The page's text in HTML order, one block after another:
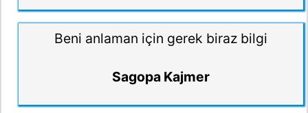
Beni anlaman için gerek biraz bilgi
Sagopa Kajmer